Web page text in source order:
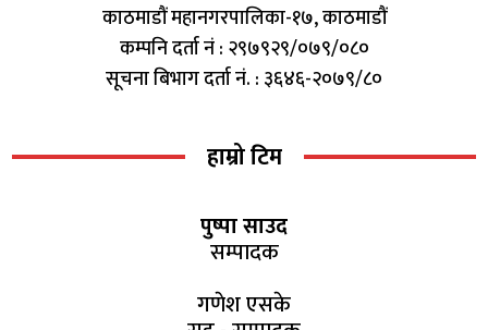
काठमाडौं महानगरपालिका-१७, काठमाडौं
कम्पनि दर्ता नं : २९७९२९/०७९/०८०
सूचना बिभाग दर्ता नं. : ३६४६-२०७९/८०
हाम्रो टिम
पुष्पा साउद
सम्पादक
गणेश एसके